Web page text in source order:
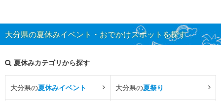
大分県の夏休みイベント・おでかけスポットを探す
夏休みカテゴリから探す
大分県の夏休みイベント 大分県の夏祭り